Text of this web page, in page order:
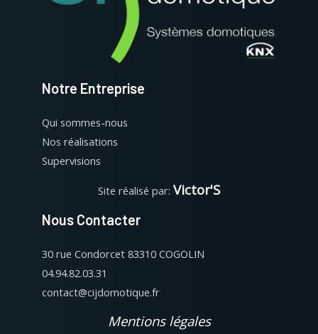
Notre Entreprise
Qui sommes-nous
Nos réalisations
Supervisions
Site réalisé par: Victor'S
Nous Contacter
30 rue Condorcet 83310 COGOLIN
04.94.82.03.31
contact@cijdomotique.fr
Mentionslégales